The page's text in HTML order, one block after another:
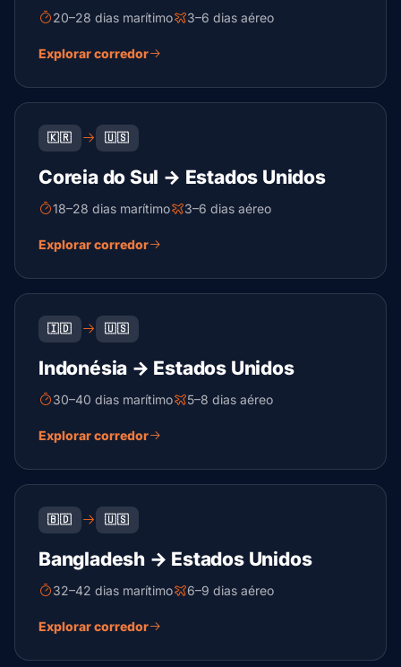
20–28 dias marítimo 3–6 dias aéreo
Explorar corredor
🇰🇷 🇺🇸
Coreia do Sul → Estados Unidos
18–28 dias marítimo 3–6 dias aéreo
Explorar corredor
🇮🇩 🇺🇸
Indonésia → Estados Unidos
30–40 dias marítimo 5–8 dias aéreo
Explorar corredor
🇧🇩 🇺🇸
Bangladesh → Estados Unidos
32–42 dias marítimo 6–9 dias aéreo
Explorar corredor